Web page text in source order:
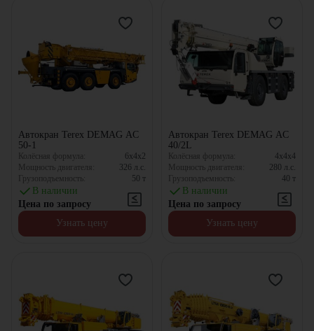
Автокран Terex DEMAG AC
50-1
Колёсная формула:
6x4x2
Мощность двигателя:
326 л.с.
Грузоподъемность:
50 т
В наличии
Цена по запросу
Узнать цену
Автокран Terex DEMAG AC
40/2L
Колёсная формула:
4x4x4
Мощность двигателя:
280 л.с.
Грузоподъемность:
40 т
В наличии
Цена по запросу
Узнать цену